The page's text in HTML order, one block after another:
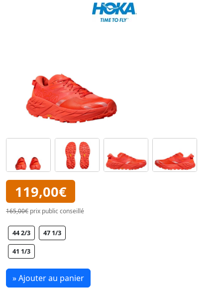
119,00€
165,00€ prix public conseillé
44 2/3 47 1/3
41 1/3
» Ajouter au panier